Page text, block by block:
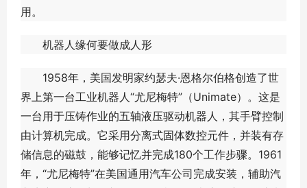
用。
机器人缘何要做成人形
1958年，美国发明家约瑟夫·恩格尔伯格创造了世
界上第一台工业机器人“尤尼梅特”（Unimate）。这是
一台用于压铸作业的五轴液压驱动机器人，其手臂控制
由计算机完成。它采用分离式固体数控元件，并装有存
储信息的磁鼓，能够记忆并完成180个工作步骤。1961
年，“尤尼梅特”在美国通用汽车公司完成安装，辅助汽